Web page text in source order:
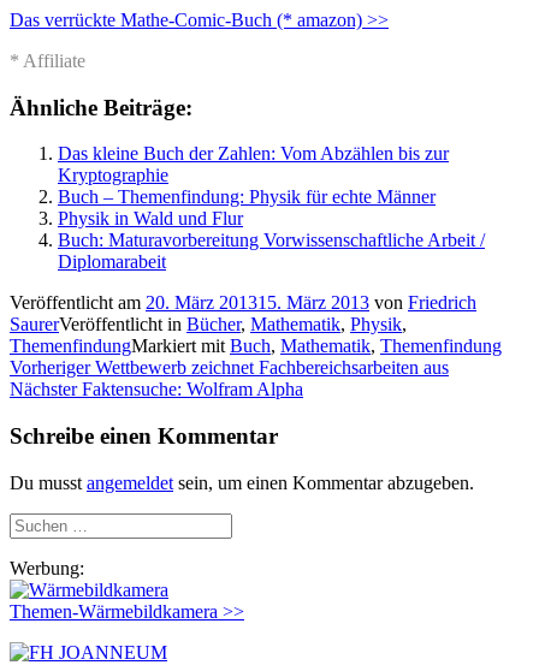
Das verrückte Mathe-Comic-Buch (* amazon) >>
* Affiliate
Ähnliche Beiträge:
Das kleine Buch der Zahlen: Vom Abzählen bis zur
Kryptographie
Buch – Themenfindung: Physik für echte Männer
Physik in Wald und Flur
Buch: Maturavorbereitung Vorwissenschaftliche Arbeit /
Diplomarabeit
Veröffentlicht am 20. März 201315. März 2013 von Friedrich
SaurerVeröffentlicht in Bücher, Mathematik, Physik,
ThemenfindungMarkiert mit Buch, Mathematik, Themenfindung
Beitragsnavigation
Vorheriger Vorheriger
Beitrag:
Wettbewerb zeichnet Fachbereichsarbeiten aus
Nächster Nächster
Faktensuche: Wolfram Alpha
Schreibe einen Kommentar
Du musst angemeldet sein, um einen Kommentar abzugeben.
Suchen
nach:
Werbung:
Themen-Wärmebildkamera >>